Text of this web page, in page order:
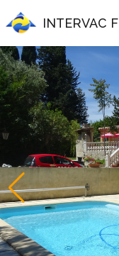
INTERVAC